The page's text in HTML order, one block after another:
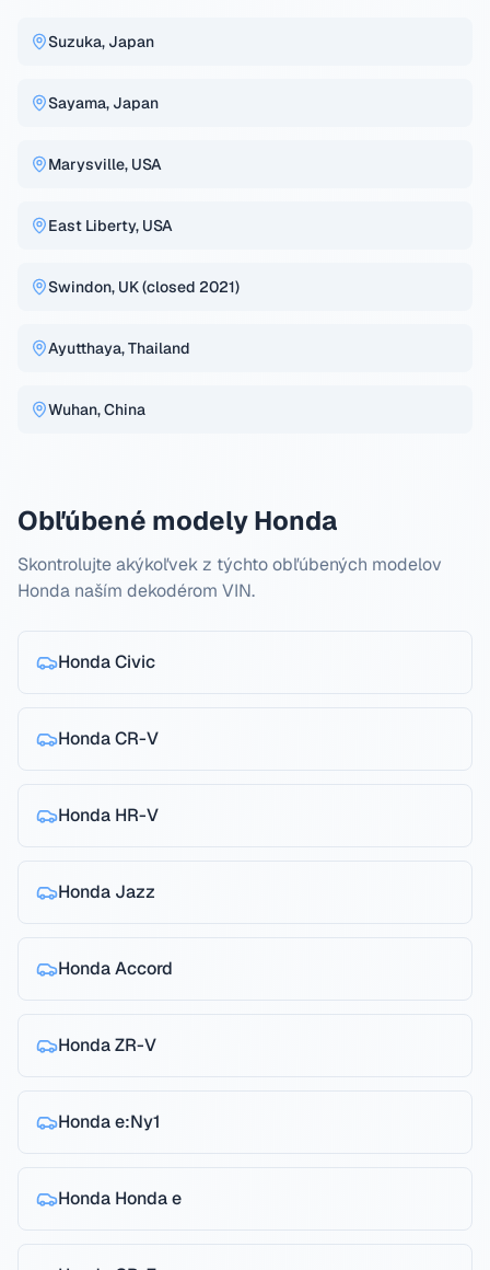
Suzuka, Japan
Sayama, Japan
Marysville, USA
East Liberty, USA
Swindon, UK (closed 2021)
Ayutthaya, Thailand
Wuhan, China
Obľúbené modely Honda
Skontrolujte akýkoľvek z týchto obľúbených modelov
Honda naším dekodérom VIN.
HondaCivic
HondaCR-V
Honda HR-V
Honda Jazz
HondaAccord
HondaZR-V
Hondae:Ny1
Honda Honda e